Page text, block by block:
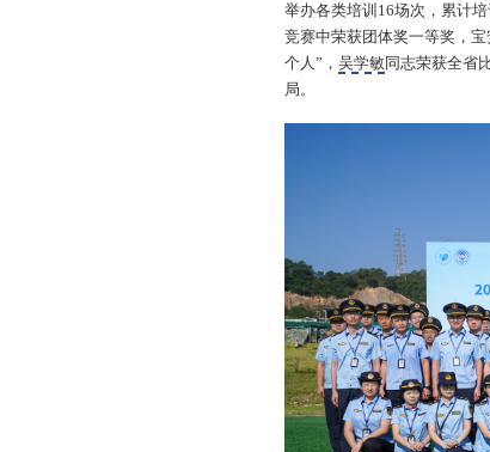
举办各类培训16场次，累计
竞赛中荣获团体奖一等奖，宝
个人”， 吴学敏同志荣获全省
局。